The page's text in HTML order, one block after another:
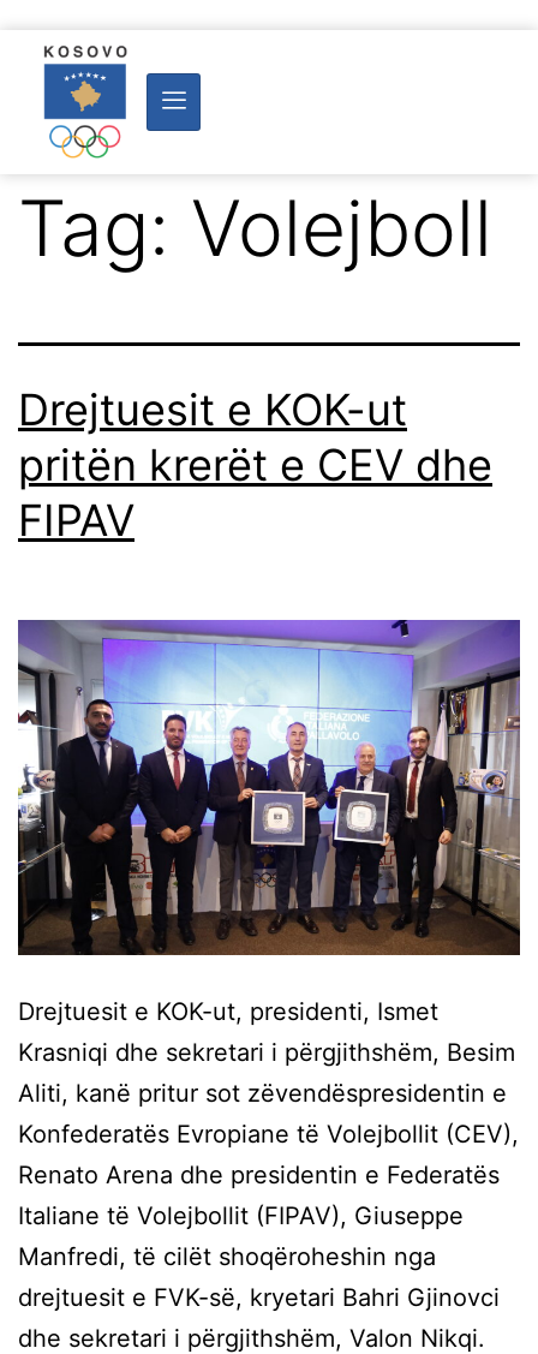
Tag: Volejboll
Drejtuesit e KOK-ut
pritën krerët e CEV dhe
FIPAV
Drejtuesit e KOK-ut, presidenti, Ismet
Krasniqi dhe sekretari i përgjithshëm, Besim
Aliti, kanë pritur sot zëvendëspresidentin e
Konfederatës Evropiane të Volejbollit (CEV),
Renato Arena dhe presidentin e Federatës
Italiane të Volejbollit (FIPAV), Giuseppe
Manfredi, të cilët shoqëroheshin nga
drejtuesit e FVK-së, kryetari Bahri Gjinovci
dhe sekretari i përgjithshëm, Valon Nikqi.